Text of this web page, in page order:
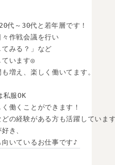
代～30代と若年層です！
作戦会議を行い
てみる？」など
ています◎
増え、楽しく働いてます。
私服OK
働くことができます！
の経験がある方も活躍していま
き、
いているお仕事です♪